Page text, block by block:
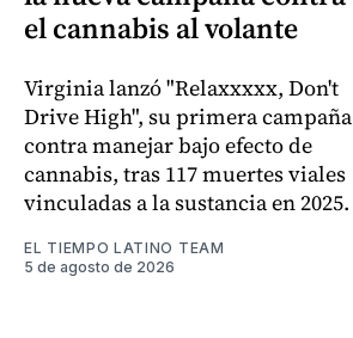
el cannabis al volante
Virginia lanzó "Relaxxxxx, Don't
Drive High", su primera campaña
contra manejar bajo efecto de
cannabis, tras 117 muertes viales
vinculadas a la sustancia en 2025.
EL TIEMPO LATINO TEAM
5 de agosto de 2026